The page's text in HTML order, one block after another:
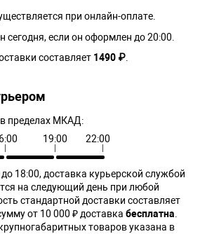
при онлайн-оплате.
сегодня, если он оформлен до 20:00.
составляет 1490 ₽
пределах МКАД:
19:00 22:00
18:00, доставка курьерской службой
на следующий день при любой
стандартной доставки составляет
от 10 000 ₽ доставка бесплатна
товаров указана в